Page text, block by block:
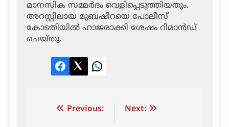
മാനസിക സമ്മര്‍ദം വെളിപ്പെടുത്തിയതും.
അറസ്റ്റിലായ മുബഷിറയെ പോലീസ്
കോടതിയില്‍ ഹാജരാക്കി ശേഷം റിമാന്‍ഡ്
ചെയ്തു.
Facebook
TwitterLinkedIn
Post Previous: Next: